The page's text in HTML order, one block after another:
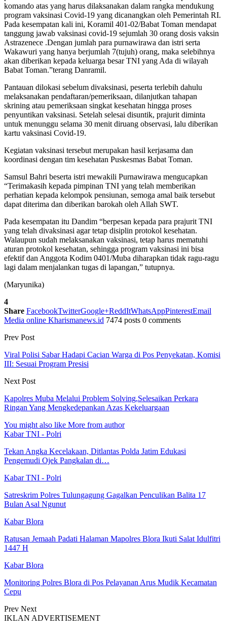
komando atas yang harus dilaksanakan dalam rangka mendukung
program vaksinasi Covid-19 yang dicanangkan oleh Pemerintah RI.
Pada kesempatan kali ini, Koramil 401-02/Babat Toman mendapat
tanggung jawab vaksinasi covid-19 sejumlah 30 orang dosis vaksin
Astrazenece .Dengan jumlah para purnawirawa dan istri serta
Wakawuri yang hanya berjumlah 7(tujuh) orang, maka selebihnya
akan diberikan kepada keluarga besar TNI yang Ada di wilayah
Babat Toman.”terang Danramil.
Pantauan dilokasi sebelum divaksinasi, peserta terlebih dahulu
melaksanakan pendaftaran/pemeriksaan, dilanjutkan tahapan
skrining atau pemeriksaan singkat kesehatan hingga proses
penyuntikan vaksinasi. Setelah selesai disuntik, prajurit diminta
untuk menunggu selama 30 menit diruang observasi, lalu diberikan
kartu vaksinasi Covid-19.
Kegiatan vaksinasi tersebut merupakan hasil kerjasama dan
koordinasi dengan tim kesehatan Puskesmas Babat Toman.
Samsul Bahri beserta istri mewakili Purnawirawa mengucapkan
“Terimakasih kepada pimpinan TNI yang telah memberikan
perhatian kepada kelompok pensiunan, semoga amal baik tersebut
dapat diterima dan diberikan barokah oleh Allah SWT.
Pada kesempatan itu Dandim “berpesan kepada para prajurit TNI
yang telah divaksinasi agar tetap disiplin protokol kesehatan.
Walaupun sudah melaksanakan vaksinasi, tetap harus mematuhi
aturan protokol kesehatan, sehingga program vaksinasi ini bisa
efektif dan Anggota Kodim 0401/Muba diharapkan tidak ragu-ragu
lagi dalam menjalankan tugas di lapangan,” tutupnya.
(Maryunika)
4
Share FacebookTwitterGoogle+ReddItWhatsAppPinterestEmail
Media online Kharismanews.id 7474 posts 0 comments
Prev Post
Viral Polisi Sabar Hadapi Cacian Warga di Pos Penyekatan, Komisi
III: Sesuai Program Presisi
Next Post
Kapolres Muba Melalui Problem Solving,Selesaikan Perkara
Ringan Yang Mengkedepankan Azas Kekeluargaan
You might also like More from author
Kabar TNI - Polri
Tekan Angka Kecelakaan, Ditlantas Polda Jatim Edukasi
Pengemudi Ojek Pangkalan di…
Kabar TNI - Polri
Satreskrim Polres Tulungagung Gagalkan Penculikan Balita 17
Bulan Asal Ngunut
Kabar Blora
Ratusan Jemaah Padati Halaman Mapolres Blora Ikuti Salat Idulfitri
1447 H
Kabar Blora
Monitoring Polres Blora di Pos Pelayanan Arus Mudik Kecamatan
Cepu
Prev Next
IKLAN ADVERTISEMENT